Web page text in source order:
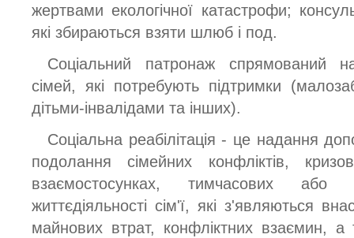
жертвами екологічної катастрофи;
які збираються взяти шлюб і под.
Соціальний патронаж спрямований
сімей, які потребують підтримки
дітьми-інвалідами та інших).
Соціальна реабілітація - це надання
подолання сімейних конфліктів,
взаємостосунках, тимчасових або
життєдіяльності сім'ї, які з'являються
майнових втрат, конфліктних взаємин,